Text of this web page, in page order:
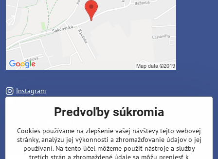
Instagram
Váš telefón*
Predvoľby súkromia
Cookies používame na zlepšenie vašej návštevy tejto webovej
stránky, analýzu jej výkonnosti a zhromažďovanie údajov o jej
používaní. Na tento účel môžeme použiť nástroje a služby
tretích strán a zhromaždené údaje sa môžu preniesť k